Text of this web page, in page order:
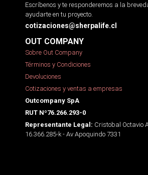
Escríbenos y te responderemos a la
ayudarte en tu proyecto.
cotizaciones@sherpalife.cl
OUT COMPANY
Sobre Out Company
Términos y Condiciones
Devoluciones
Cotizaciones y ventas a empresas
Outcompany SpA
RUT Nº76.266.293-0
Representante Legal: Cristobal Octavio
16.366.285-k - Av Apoquindo 7331